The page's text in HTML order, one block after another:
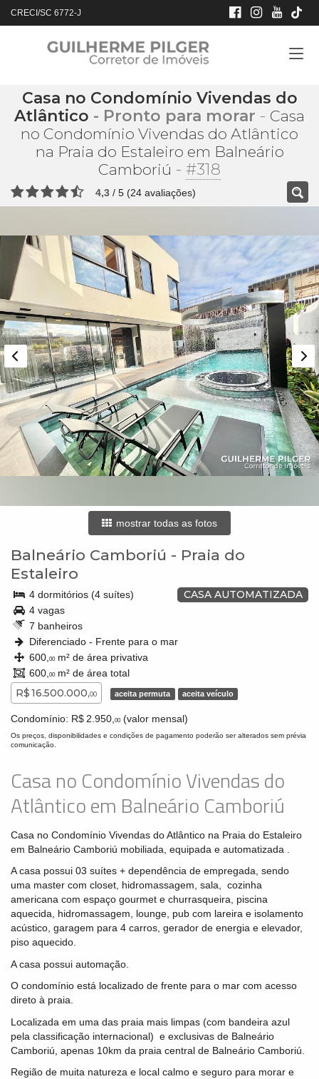
CRECI/SC 6772-J
Casa no Condomínio Vivendas do
Atlântico - Pronto para morar - Casa
no Condomínio Vivendas do Atlântico
na Praia do Estaleiro em Balneário
Camboriú - #318
4,3 / 5 (24 avaliações)
mostrar todas as fotos
Balneário Camboriú - Praia do
Estaleiro
CASA AUTOMATIZADA
4 dormitórios (4 suítes)
4 vagas
7 banheiros
Diferenciado - Frente para o mar
600, 00m² de área privativa
600, 00m² de área total
R$ 16.500.000,00 aceita permuta aceita veículo
Condomínio: R$ 2.950, 00 (valor mensal)
Os preços, disponibilidades e condições de pagamento poderão ser alterados sem prévia
comunicação.
Casa no Condomínio Vivendas do
Atlântico em Balneário Camboriú
Casa no Condomínio Vivendas do Atlântico na Praia do Estaleiro
em Balneário Camboriú mobiliada, equipada e automatizada .
A casa possui 03 suítes + dependência de empregada, sendo
uma master com closet, hidromassagem, sala, cozinha
americana com espaço gourmet e churrasqueira, piscina
aquecida, hidromassagem, lounge, pub com lareira e isolamento
acústico, garagem para 4 carros, gerador de energia e elevador,
piso aquecido.
A casa possui automação.
O condomínio está localizado de frente para o mar com acesso
direto à praia.
Localizada em uma das praia mais limpas (com bandeira azul
pela classificação internacional) e exclusivas de Balneário
Camboriú, apenas 10km da praia central de Balneário Camboriú.
Região de muita natureza e local calmo e seguro para morar e